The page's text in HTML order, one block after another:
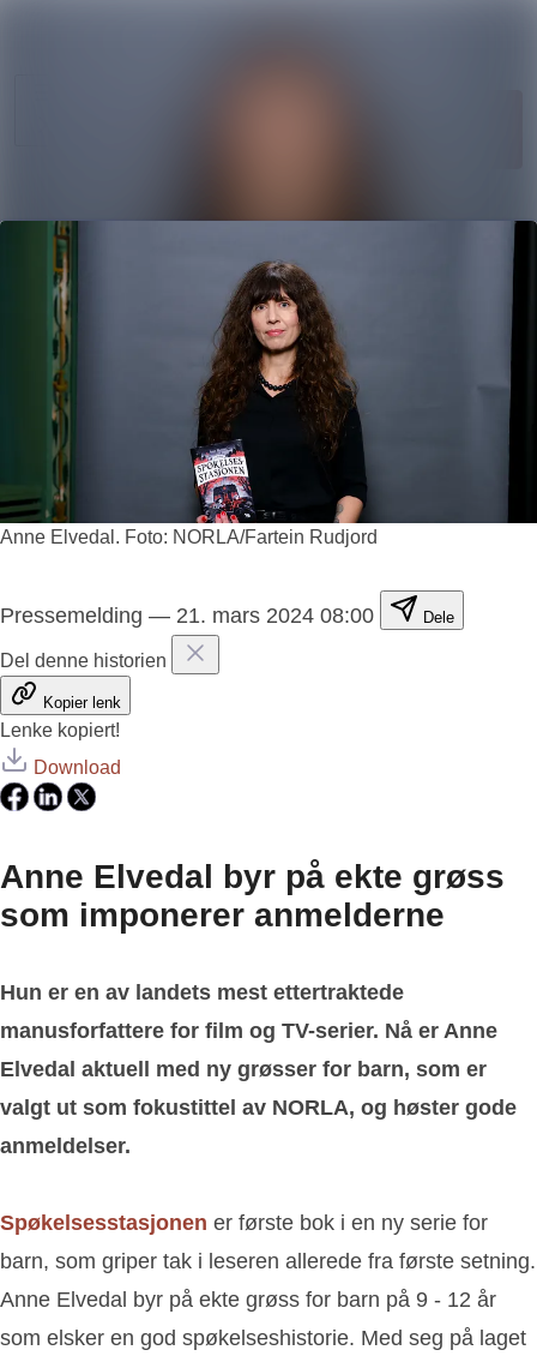
Anne Elvedal. Foto: NORLA/Fartein Rudjord
Pressemelding — 21. mars 2024 08:00 Dele
Del denne historien
Kopier lenk
Lenke kopiert!
Download
Anne Elvedal byr på ekte grøss
som imponerer anmelderne
Hun er en av landets mest ettertraktede
manusforfattere for film og TV-serier. Nå er Anne
Elvedal aktuell med ny grøsser for barn, som er
valgt ut som fokustittel av NORLA, og høster gode
anmeldelser.
Spøkelsesstasjonen er første bok i en ny serie for
barn, som griper tak i leseren allerede fra første setning.
Anne Elvedal byr på ekte grøss for barn på 9 - 12 år
som elsker en god spøkelseshistorie. Med seg på laget